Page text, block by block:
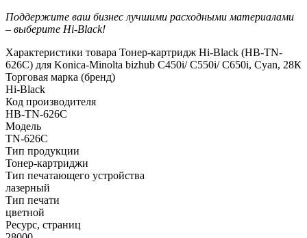
Поддержите ваш бизнес лучшими расходными материалами
– выберите Hi-Black!
Характеристики товара Тонер-картридж Hi-Black (HB-TN-
626C) для Konica-Minolta bizhub C450i/ C550i/ C650i, Cyan, 28К
Торговая марка (бренд)
Hi-Black
Код производителя
HB-TN-626C
Модель
TN-626C
Тип продукции
Тонер-картриджи
Тип печатающего устройства
лазерный
Тип печати
цветной
Ресурс, страниц